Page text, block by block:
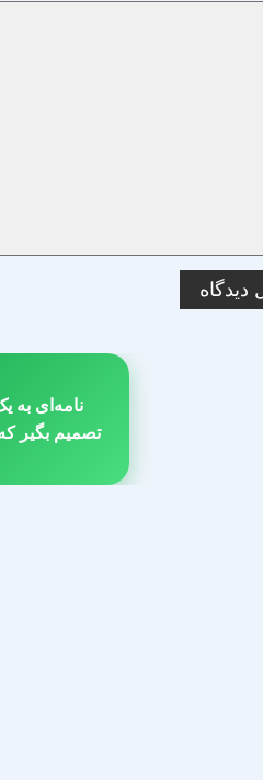
نامه‌ای به
تصمیم بگیر